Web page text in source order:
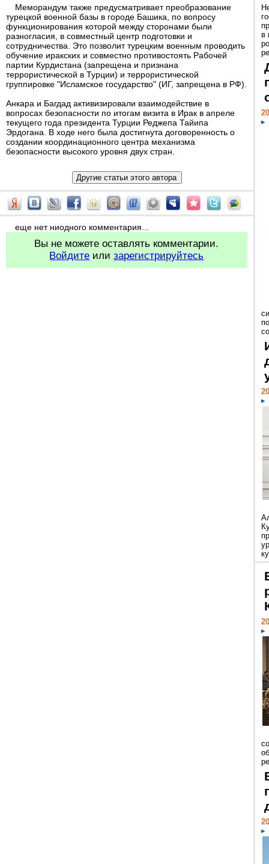
Меморандум также предусматривает преобразование
турецкой военной базы в городе Башика, по вопросу
функционирования которой между сторонами были
разногласия, в совместный центр подготовки и
сотрудничества. Это позволит турецким военным проводить
обучение иракских и совместно противостоять Рабочей
партии Курдистана (запрещена и признана
террористической в Турции) и террористической
группировке "Исламское государство" (ИГ, запрещена в РФ).
Анкара и Багдад активизировали взаимодействие в
вопросах безопасности по итогам визита в Ирак в апреле
текущего года президента Турции Реджепа Тайипа
Эрдогана. В ходе него была достигнута договоренность о
создании координационного центра механизма
безопасности высокого уровня двух стран.
еще нет ниодного комментария...
Вы не можете оставлять комментарии.
Войдите илизарегистрируйтесь
в